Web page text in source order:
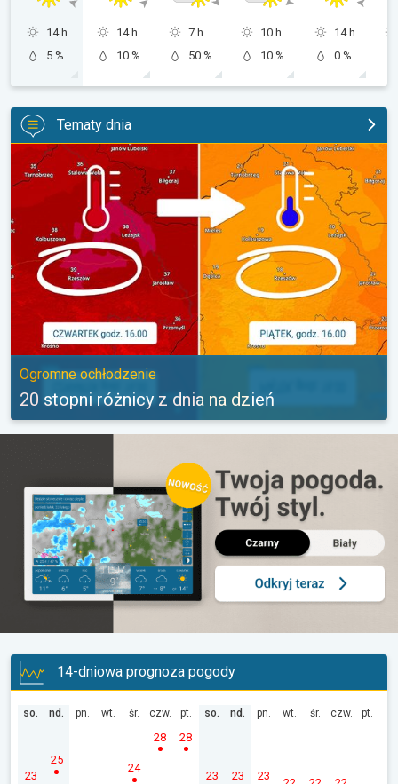
14 h
5 %
14 h
10 %
7 h
50 %
10 h
10 %
14 h
0 %
Tematy dnia
20 stopni różnicy z dnia na dzień. Ogromne ochłodzenie. . .
Ogromne ochłodzenie
20 stopni różnicy z dnia na dzień
14-dniowa prognoza pogody
so.
23
nd.
25
pn. wt. śr.
24
czw.
28
pt.
28
so.
23
nd.
23
pn.
23
wt. śr. czw. pt.